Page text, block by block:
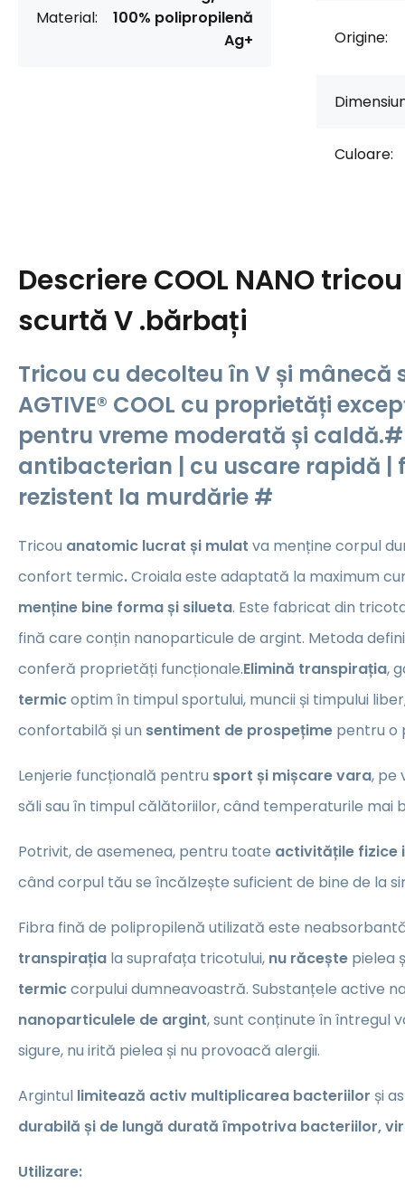
Material:
100% polipropilenă
Ag+
Origine:
Culoare:
DescriereCOOL NANO
scurtă V .bărbați
Tricou cu decolteu în V și mânecă
AGTIVE® COOL cu proprietăți
pentru vreme moderată și
antibacterian | cu uscare rapidă |
rezistent la murdărie #
Tricou anatomic lucrat și mulat va menține corpul
confort termic.Croiala este adaptată la maximum
menține bine forma și silueta. Este fabricat din
fină care conțin nanoparticule de argint. Metoda
conferă proprietăți funcționale.Elimină transpirația,
termicoptim în timpul sportului, muncii și timpului
confortabilă și un sentiment de prospețime pentru o
Lenjerie funcțională pentru sport și mișcare vara, pe
săli sau în timpul călătoriilor, când temperaturile mai
Potrivit, de asemenea, pentru toate activitățile fizice
când corpul tău se încălzește suficient de bine de la
Fibra fină de polipropilenă utilizată este
transpirația la suprafața tricotului, nu răcește pielea
termiccorpului dumneavoastră. Substanțele active
nanoparticulele de argint, sunt conținute în întregul
sigure, nu irită pielea și nu provoacă alergii.
Argintul limitează activ multiplicarea bacteriilor și
durabilă și de lungă durată împotriva bacteriilor,
Utilizare: